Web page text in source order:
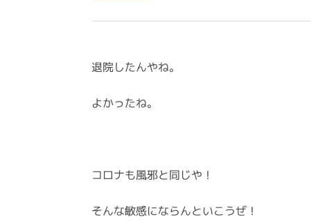
退院したんやね。
よかったね。
コロナも風邪と同じや！
そんな敏感にならんといこうぜ！